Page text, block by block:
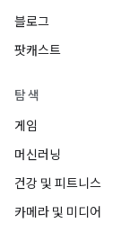
블로그
팟캐스트
탐색
게임
머신러닝
건강 및 피트니스
카메라 및 미디어